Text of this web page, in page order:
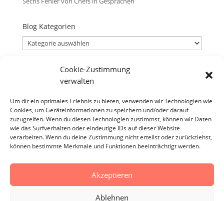
Cookie-Zustimmung
verwalten
Um dir ein optimales Erlebnis zu bieten, verwenden wir Technologien wie
Cookies, um Geräteinformationen zu speichern und/oder darauf
zuzugreifen. Wenn du diesen Technologien zustimmst, können wir Daten
wie das Surfverhalten oder eindeutige IDs auf dieser Website
verarbeiten. Wenn du deine Zustimmung nicht erteilst oder zurückziehst,
können bestimmte Merkmale und Funktionen beeinträchtigt werden.
Akzeptieren
Ablehnen
Blog Kategorien
Blog
Kategorien
Verantwortlicher
Verantwortlicher i.S.d. § 18 Abs. 2 MStV:
Jürgen Zirbik, Eichenweg 53, 96149 Breitengüßbach
Impressum Datenschutzerklärung
AGB